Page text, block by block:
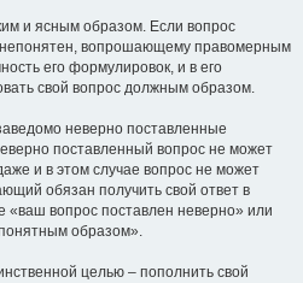
и ясным образом. Если вопрос
вопрошающему правомерным
его формулировок, и в его
свой вопрос должным образом.
неверно поставленные
поставленный вопрос не может
и в этом случае вопрос не может
обязан получить свой ответ в
вопрос поставлен неверно» или
образом».
целью – пополнить свой